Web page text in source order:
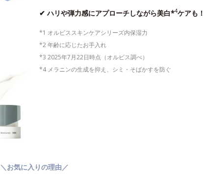
✔ ハリや弾力感にアプローチしながら美白*4ケアも！
*1 オルビススキンケアシリーズ内保湿力
*2 年齢に応じたお手入れ
*3 2025年7月22日時点（オルビス調べ）
*4 メラニンの生成を抑え、シミ・そばかすを防ぐ
＼お気に入りの理由／